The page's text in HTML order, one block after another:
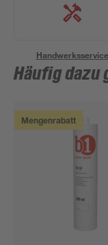
Handwerksservice
Häufig dazu
Mengenrabatt